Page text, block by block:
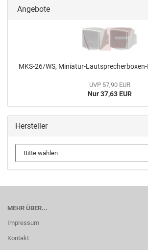
Angebote
MKS-26/WS, Miniatur-
UVP 57,90 EUR
Nur 37,63 EUR
Hersteller
MEHR ÜBER...
Impressum
Kontakt